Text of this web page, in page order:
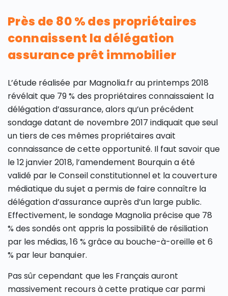
Près de 80 % des propriétaires
connaissent la délégation
assurance prêt immobilier
L’étude réalisée par Magnolia.fr au printemps 2018
révélait que 79 % des propriétaires connaissaient la
délégation d’assurance, alors qu’un précédent
sondage datant de novembre 2017 indiquait que seul
un tiers de ces mêmes propriétaires avait
connaissance de cette opportunité. Il faut savoir que
le 12 janvier 2018, l’amendement Bourquin a été
validé par le Conseil constitutionnel et la couverture
médiatique du sujet a permis de faire connaître la
délégation d’assurance auprès d’un large public.
Effectivement, le sondage Magnolia précise que 78
% des sondés ont appris la possibilité de résiliation
par les médias, 16 % grâce au bouche-à-oreille et 6
% par leur banquier.
Pas sûr cependant que les Français auront
massivement recours à cette pratique car parmi